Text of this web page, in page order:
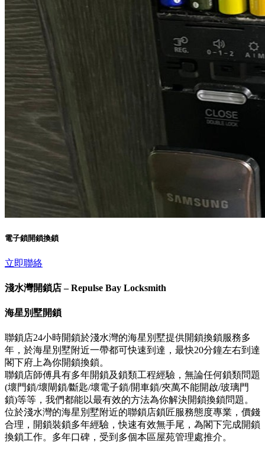
電子鎖開鎖換鎖
立即聯絡
淺水灣開鎖店 – Repulse Bay Locksmith
海星別墅開鎖
聯鎖店24小時開鎖於淺水灣的海星別墅提供開鎖換鎖服務多
年，於海星別墅附近一帶都可快速到達，最快20分鐘左右到達
閣下府上為你開鎖換鎖。
聯鎖店師傅具有多年開鎖及鎖類工程經驗，無論任何鎖類問題
(壞門鎖/壞閘鎖/斷匙/壞電子鎖/開車鎖/夾萬不能開啟/玻璃門
鎖)等等，我們都能以最有效的方法為你解決開鎖換鎖問題。
位於淺水灣的海星別墅附近的聯鎖店鎖匠服務態度專業，價錢
合理，開鎖裝鎖多年經驗，快速有效無手尾，為閣下完成開鎖
換鎖工作。多年口碑，受到多個本區屋苑管理處推介。